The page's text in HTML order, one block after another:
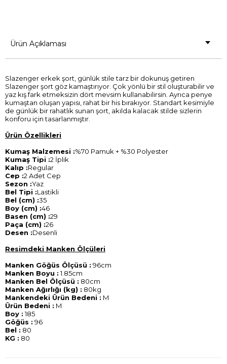
Ürün Açıklaması
Slazenger erkek şort, günlük stile tarz bir dokunuş getiren
Slazenger şort göz kamaştırıyor. Çok yönlü bir stil oluşturabilir ve
yaz kış fark etmeksizin dört mevsim kullanabilirsin. Ayrıca penye
kumaştan oluşan yapısı, rahat bir his bırakıyor. Standart kesimiyle
de günlük bir rahatlık sunan şort, akılda kalacak stilde sizlerin
konforu için tasarlanmıştır.
Ürün Özellikleri
Kumaş Malzemesi :%70 Pamuk + %30 Polyester
Kumaş Tipi :2 İplik
Kalıp :Regular
Cep :2 Adet Cep
Sezon :Yaz
Bel Tipi :Lastikli
Bel (cm) :35
Boy (cm) :46
Basen (cm) :29
Paça (cm) :26
Desen :Desenli
Resimdeki Manken Ölçüleri
Manken Göğüs Ölçüsü : 96cm
Manken Boyu :1.85cm
Manken Bel Ölçüsü : 80cm
Manken Ağırlığı (kg) : 80kg
Mankendeki Ürün Bedeni : M
Ürün Bedeni : M
Boy :185
Göğüs : 96
Bel : 80
KG : 80